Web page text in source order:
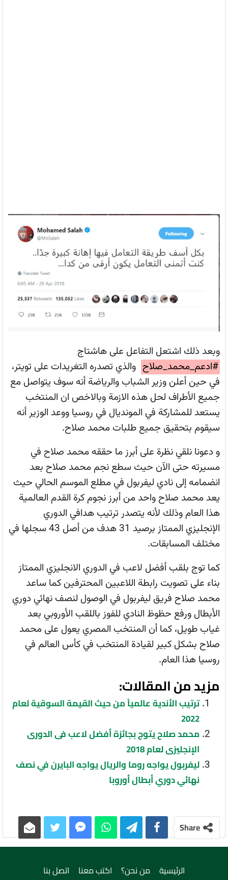
وبعد ذلك اشتعل التفاعل على هاشتاج
#ادعم_محمد_صلاح والذي تصدره التغريدات على تويتر،
في حين أعلن وزير الشباب والرياضة أنه سوف يتواصل مع
جميع الأطراف لحل هذه الازمة وبالاخص ان المنتخب
يستعد للمشاركة في المونديال في روسيا ووعد الوزير أنه
سيقوم بتحقيق جميع طلبات محمد صلاح.
و دعونا نلقي نظرة على أبرز ما حققه محمد صلاح في
مسيرته حتى الآن حيث سطع نجم محمد صلاح بعد
انضمامه إلى نادي ليفربول في مطلع الموسم الحالي حيث
يعد محمد صلاح واحد من أبرز نجوم كرة القدم العالمية
هذا العام وذلك لأنه يتصدر ترتيب هدافي الدوري
الإنجليزي الممتاز برصيد 31 هدف من أصل 43 سجلها في
مختلف المسابقات.
كما توج بلقب أفضل لاعب في الدوري الانجليزي الممتاز
بناء على تصويت رابطة اللاعبين المحترفين كما ساعد
محمد صلاح فريق ليفربول في الوصول لنصف نهائي دوري
الأبطال ورفع حظوظ النادي للفوز باللقب الأوروبي بعد
غياب طويل، كما أن المنتخب المصري يعول على محمد
صلاح بشكل كبير لقيادة المنتخب في كأس العالم في
روسيا هذا العام.
مزيد من المقالات:
ترتيب الأندية عالمياً من حيث القيمة السوقية لعام
2022
محمد صلاح يتوج بجائزة أفضل لاعب فى الدورى
الإنجليزى لعام 2018
ليفربول يواجه روما والريال يواجه البايرن في نصف
نهائي دوري أبطال أوروبا
Share
الرئيسية من نحن؟ اكتب معنا
اتصل بنا